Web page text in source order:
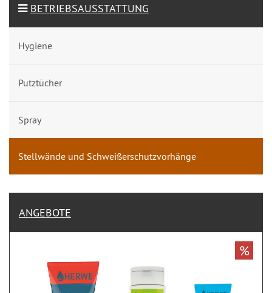
BETRIEBSAUSSTATTUNG
Hygiene
Putztücher
Spray
Stellwände und Schweißerschutzvorhänge
ANGEBOTE
%